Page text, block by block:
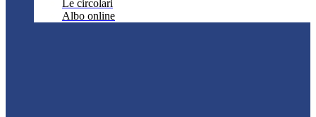
Le circolari
Albo online